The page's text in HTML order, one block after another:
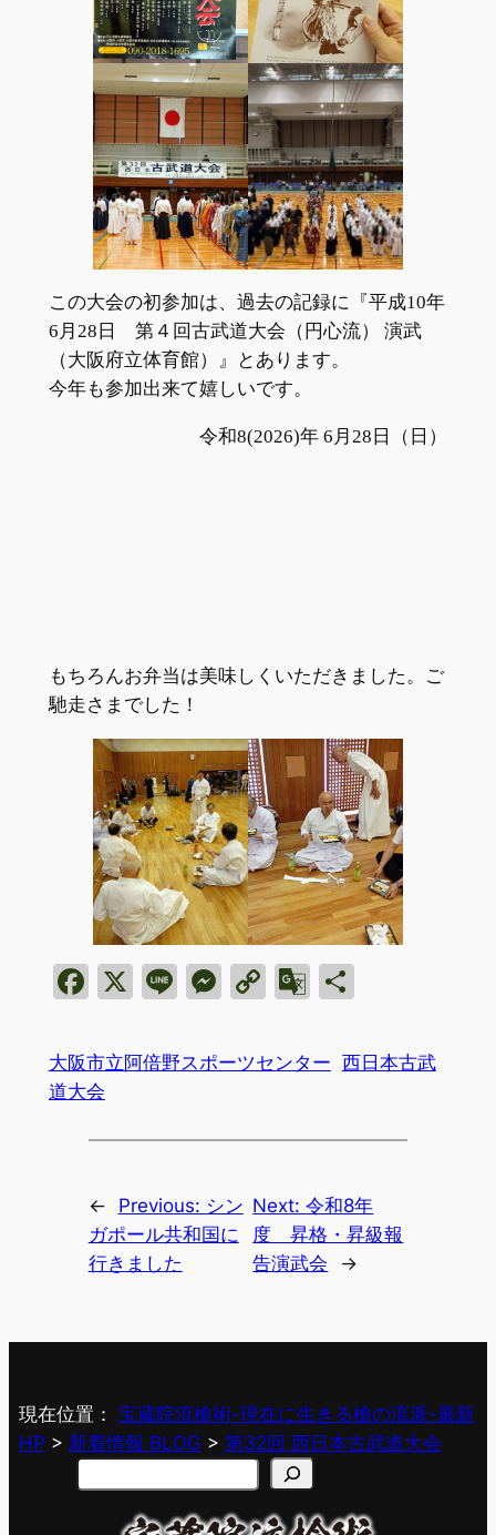
この大会の初参加は、過去の記録に『平成10年
6月28日 第４回古武道大会（円心流） 演武
（大阪府立体育館）』とあります。
今年も参加出来て嬉しいです。
令和8(2026)年 6月28日（日）
もちろんお弁当は美味しくいただきました。ご
馳走さまでした！
Facebook
X LineMessenger
CopyGoogle
共
大阪市立阿倍野スポーツセンター 西日本古武
道大会
← Previous: シン
ガポール共和国に
行きました
Next:令和8年
度 昇格・昇級報
告演武会
→
現在位置： 宝蔵院流槍術-現在に生きる槍の流派-最新
HP > 新着情報 BLOG > 第32回 西日本古武道大会